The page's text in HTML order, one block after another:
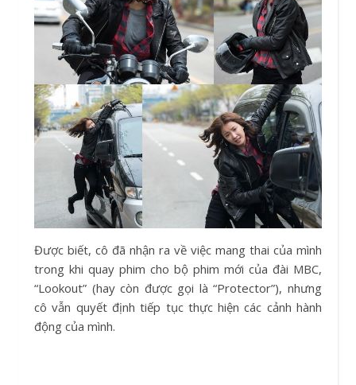
Được biết, cô đã nhận ra về việc mang thai của mình
trong khi quay phim cho bộ phim mới của đài MBC,
“Lookout” (hay còn được gọi là “Protector”), nhưng
cô vẫn quyết định tiếp tục thực hiện các cảnh hành
động của mình.